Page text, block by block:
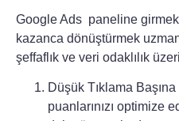
Google Ads paneline
kazanca dönüştürmek
şeffaflık ve veri odaklılık
Düşük Tıklama
puanlarınızı optimize